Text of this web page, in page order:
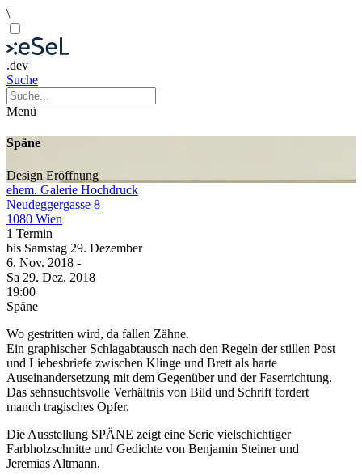
\
.dev
Suche
Menü
Späne
Design Eröffnung
ehem. Galerie Hochdruck
Neudeggergasse 8
1080 Wien
1 Termin
bis Samstag 29. Dezember
6. Nov. 2018 -
Sa 29. Dez. 2018
19:00
Späne
Wo gestritten wird, da fallen Zähne.
Ein graphischer Schlagabtausch nach den Regeln der stillen Post
und Liebesbriefe zwischen Klinge und Brett als harte
Auseinandersetzung mit dem Gegenüber und der Faserrichtung.
Das sehnsuchtsvolle Verhältnis von Bild und Schrift fordert
manch tragisches Opfer.
Die Ausstellung SPÄNE zeigt eine Serie vielschichtiger
Farbholzschnitte und Gedichte von Benjamin Steiner und
Jeremias Altmann.